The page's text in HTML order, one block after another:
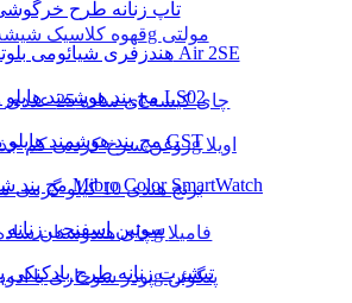
چای کیسه ای ساده 25 عددی دوغزال
روغن سرخ کردنی کم جذب 2250g اویلا
برنج هندی 10 کیلو گرمی مژده
چای هندوستان ساده 450g فامیلا
پودر سوخاری با ادویه 300g پنگوئن
تاپ زنانه طرح
هندزفری شیائومی بلوتوثی مدل Air 2SE
مچ بند هوشمند هایلو مدل LS02
مچ بند هوشمند هایلو مدل GST
مچ بند شیائومی مدل Mibro Color SmartWatch
سوتین اسفنجی زنانه
تیشرت زنانه طرح بادکنکی